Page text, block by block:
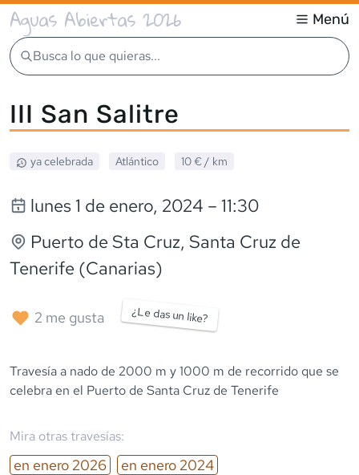
Aguas Abiertas 2026 Menú
Busca lo que quieras...
III San Salitre
ya celebrada Atlántico 10 € / km
lunes 1 de enero, 2024 – 11:30
Puerto de Sta Cruz, Santa Cruz de
Tenerife (Canarias)
2 me gusta ¿Le das un like?
Travesía a nado de 2000 m y 1000 m de recorrido que se
celebra en el Puerto de Santa Cruz de Tenerife
Mira otras travesías:
en enero 2026 en enero 2024